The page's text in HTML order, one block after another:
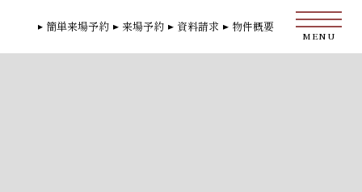
簡単来場予約 来場予約 資料請求 物件概要